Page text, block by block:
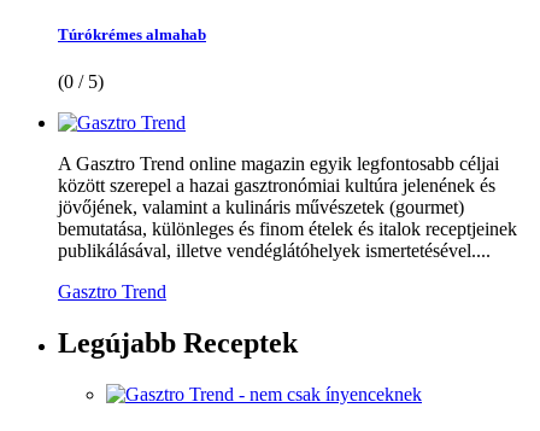
Túrókrémes almahab
(0 / 5)
A Gasztro Trend online magazin egyik legfontosabb céljai
között szerepel a hazai gasztronómiai kultúra jelenének és
jövőjének, valamint a kulináris művészetek (gourmet)
bemutatása, különleges és finom ételek és italok receptjeinek
publikálásával, illetve vendéglátóhelyek ismertetésével....
Gasztro Trend
Legújabb Receptek